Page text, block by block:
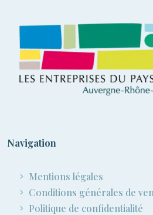
Navigation
Mentions légales
Conditions générales de
Politique de confidentialité